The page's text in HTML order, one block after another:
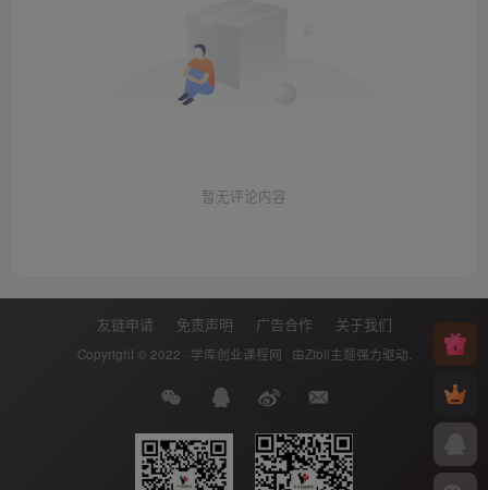
暂无评论内容
友链申请 免责声明 广告合作 关于我们
Copyright © 2022 · 学库创业课程网 · 由Zibll主题强力驱动.